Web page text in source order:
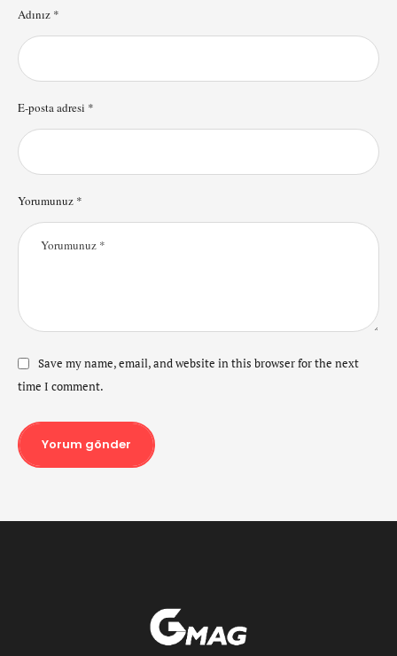
Yorumunuz *
Adınız *
E-posta adresi *
Save my name, email, and website in this browser for the next
time I comment.
Yorum gönder